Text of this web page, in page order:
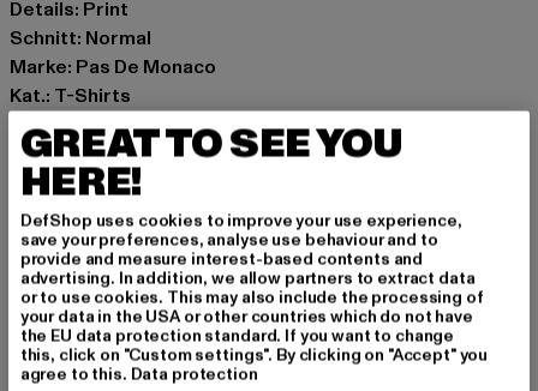
Details: Print
Schnitt: Normal
Marke: Pas De Monaco
Kat.: T-Shirts
Farbe: weiß
Hersteller Farbe: off white
Materialzusammensetzung: 100% Baumwolle
Art.Nr: PASDEM-001-006-04359
Hersteller: Zabou House |Krishna@zabou.co.uk
Shelley Road, Ashton-on-Ribble | PR2 2ZH Lancashire |
GB
GREAT TO SEE YOU
HERE!
DefShop uses cookies to improve your use experience,
save your preferences, analyse use behaviour and to
provide and measure interest-based contents and
advertising. In addition, we allow partners to extract data
or to use cookies. This may also include the processing of
your data in the USA or other countries which do not have
the EU data protection standard. If you want to change
this, click on "Custom settings". By clicking on "Accept" you
agree to this. Data protection